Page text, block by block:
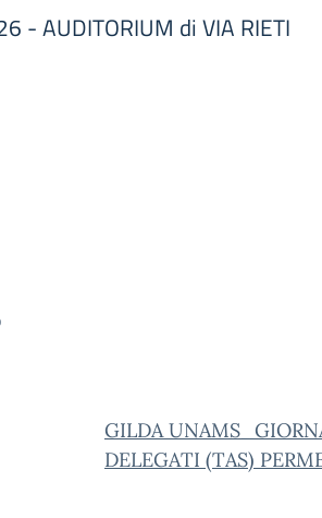
- AUDITORIUM di VIA RIETI
GILDA
DELEGATI (TAS)